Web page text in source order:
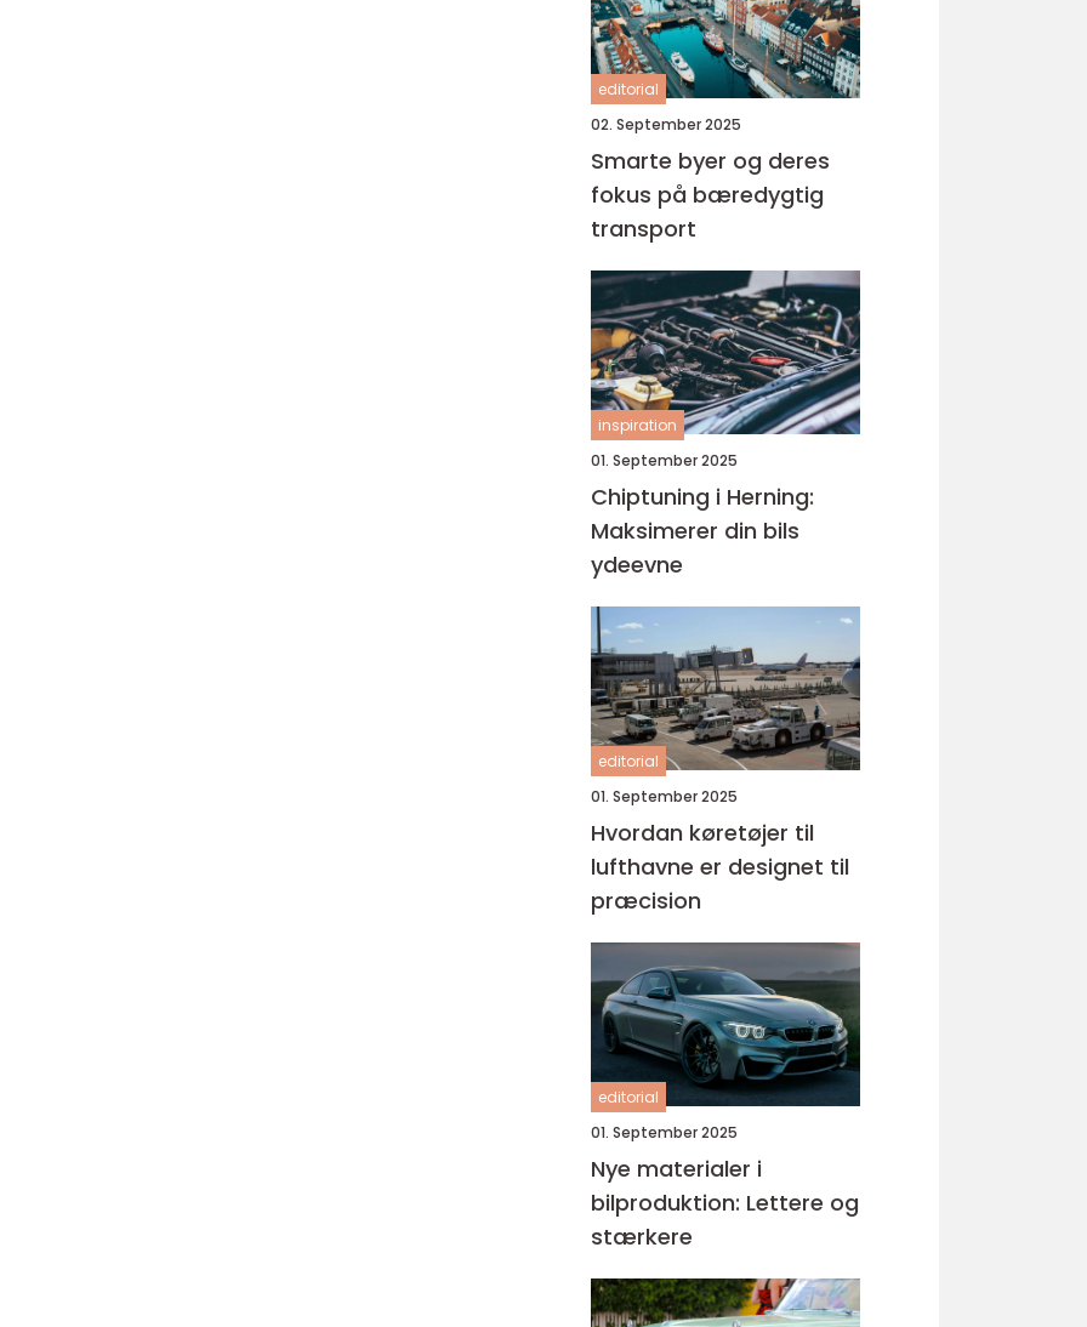
editorial
02. September 2025
Smarte byer og deres
fokus på bæredygtig
transport
inspiration
01. September 2025
Chiptuning i Herning:
Maksimerer din bils
ydeevne
editorial
01. September 2025
Hvordan køretøjer til
lufthavne er designet til
præcision
editorial
01. September 2025
Nye materialer i
bilproduktion: Lettere og
stærkere